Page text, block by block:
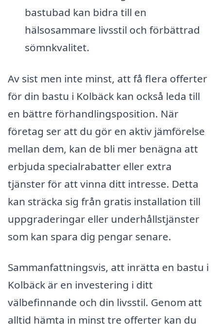
bastubad kan bidra till en
hälsosammare livsstil och förbättrad
sömnkvalitet.
Av sist men inte minst, att få flera offerter
för din bastu i Kolbäck kan också leda till
en bättre förhandlingsposition. När
företag ser att du gör en aktiv jämförelse
mellan dem, kan de bli mer benägna att
erbjuda specialrabatter eller extra
tjänster för att vinna ditt intresse. Detta
kan sträcka sig från gratis installation till
uppgraderingar eller underhållstjänster
som kan spara dig pengar senare.
Sammanfattningsvis, att inrätta en bastu i
Kolbäck är en investering i ditt
välbefinnande och din livsstil. Genom att
alltid hämta in minst tre offerter kan du